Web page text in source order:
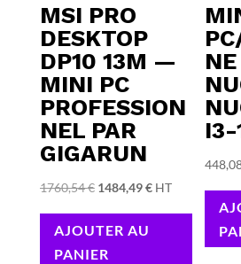
MSI PRO
DESKTOP
DP10 13M —
MINI PC
PROFESSION
NEL PAR
GIGARUN
1760,54€ Le
initial
était :
1484,49€LeHT
AJOUTER AU
PANIER
I3-